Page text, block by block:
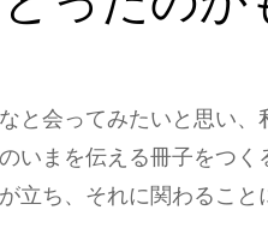
と会ってみたいと思い
いまを伝える冊子をつ
立ち、それに関わること